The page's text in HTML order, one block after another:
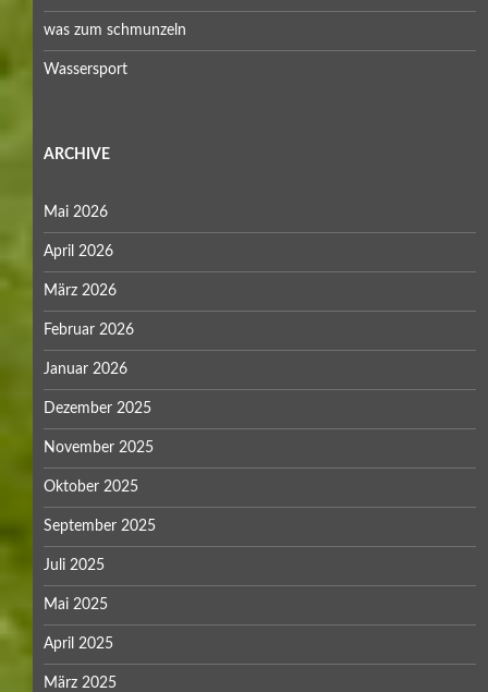
was zum schmunzeln
Wassersport
ARCHIVE
Mai 2026
April 2026
März 2026
Februar 2026
Januar 2026
Dezember 2025
November 2025
Oktober 2025
September 2025
Juli 2025
Mai 2025
April 2025
März 2025